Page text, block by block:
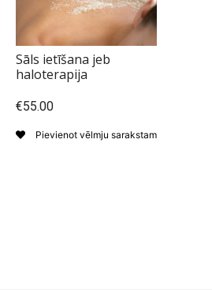
Sāls ietīšana jeb
haloterapija
€55.00
Pievienot vēlmju sarakstam